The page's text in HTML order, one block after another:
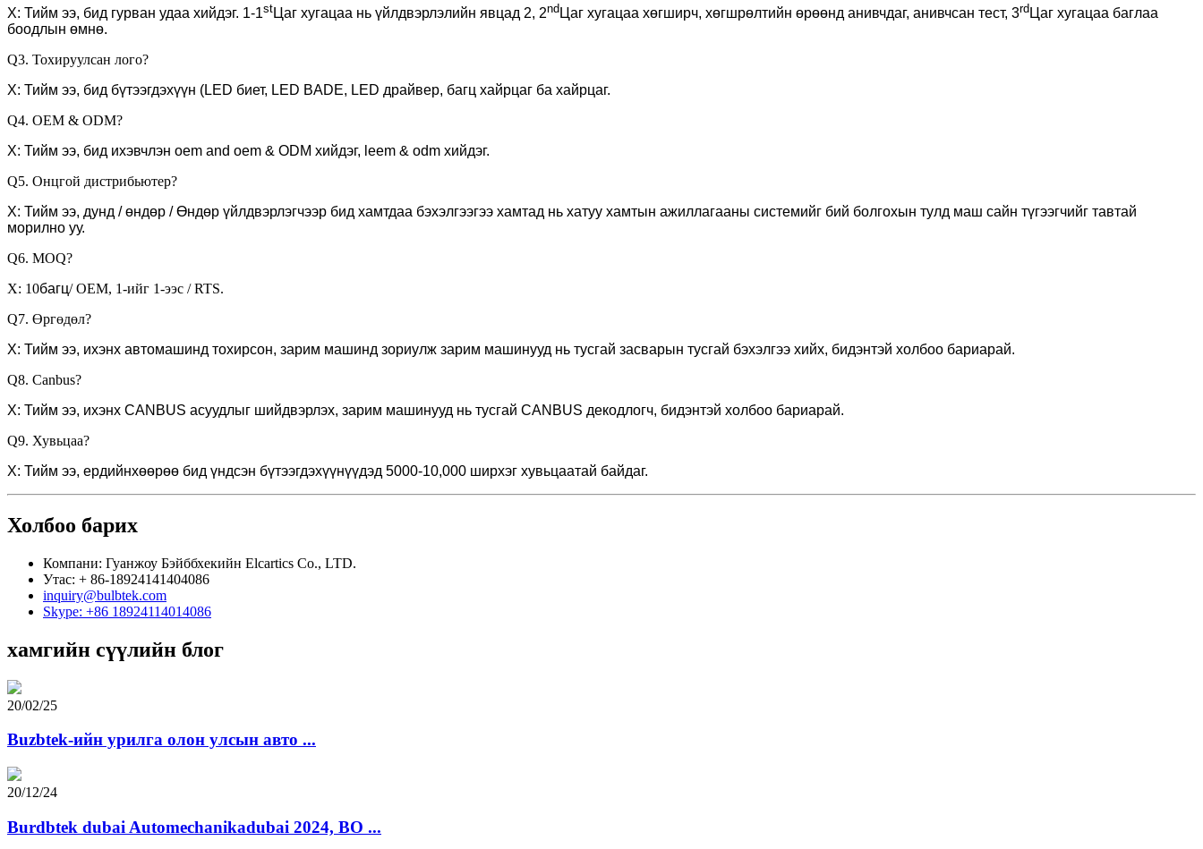
Х: Тийм ээ, бид гурван удаа хийдэг. 1-1st Цаг хугацаа нь үйлдвэрлэлийн явцад 2, 2nd Цаг хугацаа хөгширч, хөгшрөлтийн өрөөнд анивчдаг, анивчсан тест, 3rd Цаг хугацаа баглаа
боодлын өмнө.
Q3. Тохируулсан лого?
Х: Тийм ээ, бид бүтээгдэхүүн (LED биет, LED BADE, LED драйвер, багц хайрцаг ба хайрцаг.
Q4. OEM & ODM?
Х: Тийм ээ, бид ихэвчлэн oem and oem & ODM хийдэг, leem & odm хийдэг.
Q5. Онцгой дистрибьютер?
Х: Тийм ээ, дунд / өндөр / Өндөр үйлдвэрлэгчээр бид хамтдаа бэхэлгээгээ хамтад нь хатуу хамтын ажиллагааны системийг бий болгохын тулд маш сайн түгээгчийг тавтай
морилно уу.
Q6. MOQ?
Х: 10багц/ OEM, 1-ийг 1-ээс / RTS.
Q7. Өргөдөл?
Х: Тийм ээ, ихэнх автомашинд тохирсон, зарим машинд зориулж зарим машинууд нь тусгай засварын тусгай бэхэлгээ хийх, бидэнтэй холбоо бариарай.
Q8. Canbus?
Х: Тийм ээ, ихэнх CANBUS асуудлыг шийдвэрлэх, зарим машинууд нь тусгай CANBUS декодлогч, бидэнтэй холбоо бариарай.
Q9. Хувьцаа?
Х: Тийм ээ, ердийнхөөрөө бид үндсэн бүтээгдэхүүнүүдэд 5000-10,000 ширхэг хувьцаатай байдаг.
Холбоо барих
Компани: Гуанжоу Бэйббхекийн Elcartics Co., LTD.
Утас: + 86-18924141404086
inquiry@bulbtek.com
Skype: +86 18924114014086
хамгийн сүүлийн блог
20/02/25
Buzbtek-ийн урилга олон улсын авто ...
20/12/24
Burdbtek dubai Automechanikadubai 2024, BO ...